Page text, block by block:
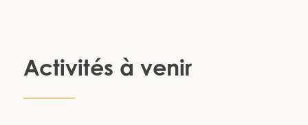
Activités à venir